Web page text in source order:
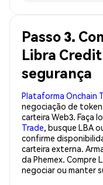
Passo 3.
Libra
segurança
Plataforma Onchain
negociação de
carteira Web3. Faça
Trade, busque LBA
confirme
carteira externa.
da Phemex. Compre
negociar ou manter